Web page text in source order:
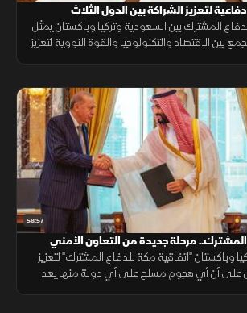
لتعزيز الشراكة بين الدول الثلاث
المشترك بين السعودية وتركيا وباكستان يمثل
يجمع بين الاقتصاد والتكنولوجيا والقوة النووية لتعزيز
56:57
المشترك.. مرحلة جديدة من التعاون الأمني
وباكستان "اتفاقية مكة للدفاع المشترك" لتعزيز
على أن أي هجوم مسلح على أي دولة منها يعد